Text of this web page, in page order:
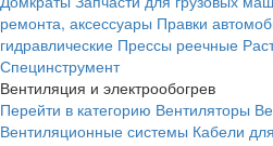
ремонта, аксессуары Правки
гидравлические Прессы реечные
Специнструмент
Вентиляция и электрообогрев
Перейти в категорию Вентиляторы
Вентиляционные системы Кабели